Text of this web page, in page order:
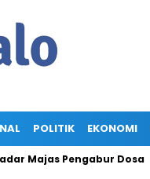
POLITIK EKONOMI
Majas Pengabur Dosa